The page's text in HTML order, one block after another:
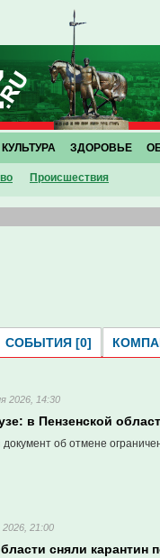
Проиcшествия
КУЛЬТУРА ЗДОРОВЬЕ
СОБЫТИЯ [0]
2026, 14:30
в Пензенской
об отмене
21:00
сняли карантин